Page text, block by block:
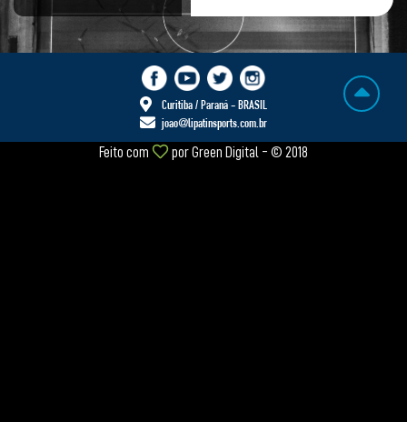
Curitiba / Paraná - BRASIL
joao@lipatinsports.com.br
Feito com porGreen Digital - © 2018